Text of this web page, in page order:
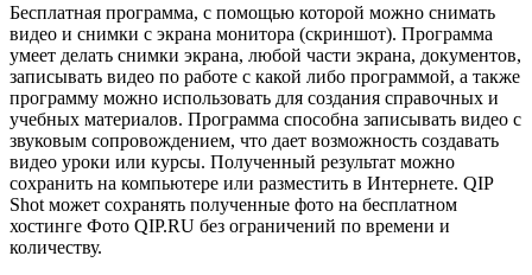
Бесплатная программа, с помощью которой можно снимать
видео и снимки с экрана монитора (скриншот). Программа
умеет делать снимки экрана, любой части экрана, документов,
записывать видео по работе с какой либо программой, а также
программу можно использовать для создания справочных и
учебных материалов. Программа способна записывать видео с
звуковым сопровождением, что дает возможность создавать
видео уроки или курсы. Полученный результат можно
сохранить на компьютере или разместить в Интернете. QIP
Shot может сохранять полученные фото на бесплатном
хостинге Фото QIP.RU без ограничений по времени и
количеству.